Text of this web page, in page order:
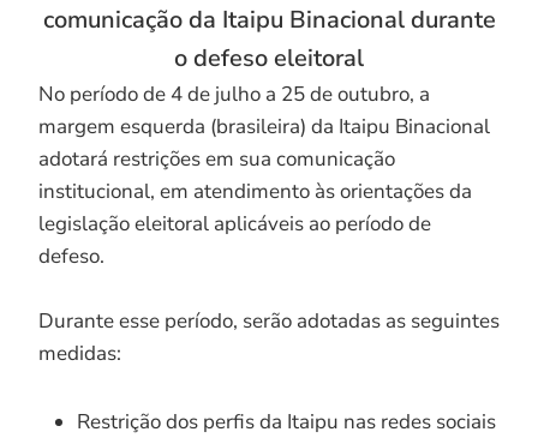
comunicação da Itaipu Binacional durante
o defeso eleitoral
No período de 4 de julho a 25 de outubro, a
margem esquerda (brasileira) da Itaipu Binacional
adotará restrições em sua comunicação
institucional, em atendimento às orientações da
legislação eleitoral aplicáveis ao período de
defeso.
Durante esse período, serão adotadas as seguintes
medidas:
Restrição dos perfis da Itaipu nas redes sociais